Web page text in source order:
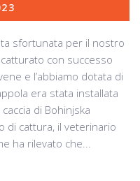
sfortunata per il nostro
con successo
e l’abbiamo dotata di
era stata installata
di Bohinjska
di cattura, il veterinario
ha rilevato che...